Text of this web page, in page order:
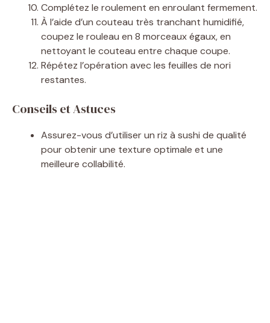
Complétez le roulement en enroulant fermement.
À l’aide d’un couteau très tranchant humidifié,
coupez le rouleau en 8 morceaux égaux, en
nettoyant le couteau entre chaque coupe.
Répétez l’opération avec les feuilles de nori
restantes.
Conseils et Astuces
Assurez-vous d’utiliser un riz à sushi de qualité
pour obtenir une texture optimale et une
meilleure collabilité.